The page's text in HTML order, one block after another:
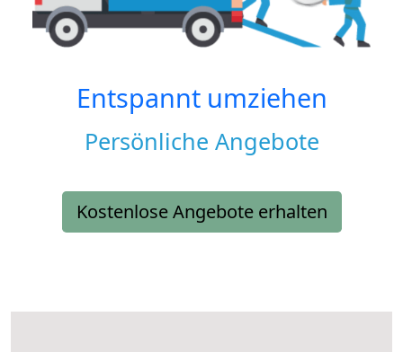
Entspannt umziehen
Persönliche Angebote
Kostenlose Angebote erhalten